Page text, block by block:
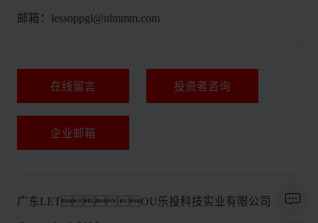
邮箱：lessoppgl@nlmmm.com
在线留言 投资者咨询
企业邮箱
广东LETOU乐投科技实业有限公司